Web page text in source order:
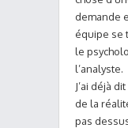
demande
équipe se
le
l’analyste.
J’ai déjà
de la
pas